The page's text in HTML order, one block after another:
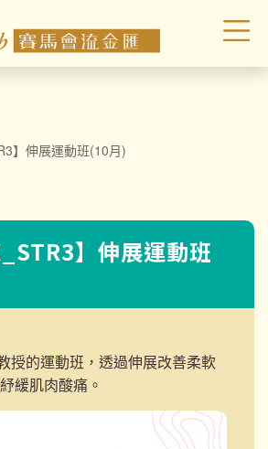
】伸展運動班(10月)
】伸展運動班
授的運動班，透過伸展改善柔軟
緩肌肉酸痛。